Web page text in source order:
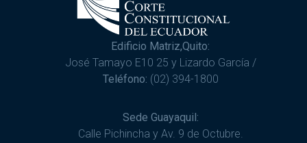
Edificio Matriz,Quito:
José Tamayo E10 25 y Lizardo García /
Teléfono: (02) 394-1800
Sede Guayaquil:
Calle Pichincha y Av. 9 de Octubre.